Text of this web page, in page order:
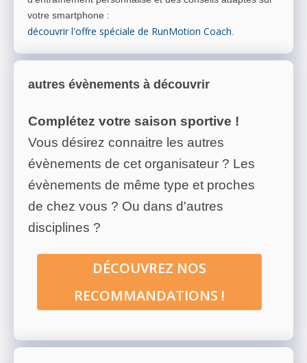
votre smartphone :
découvrir l'offre spéciale de RunMotion Coach.
autres évènements à découvrir
Complétez votre saison sportive !
Vous désirez connaitre les autres
évènements de cet organisateur ? Les
évènements de même type et proches
de chez vous ? Ou dans d'autres
disciplines ?
DÉCOUVREZ NOS
RECOMMANDATIONS !